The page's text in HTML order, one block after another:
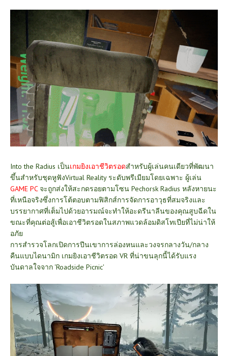
Into the Radius เป็นเกมยิงเอาชีวิตรอดสำหรับผู้เล่นคนเดียวที่พัฒนา
ขึ้นสำหรับชุดหูฟังVirtual Reality ระดับพรีเมียมโดยเฉพาะ ผู้เล่น
GAME PC จะถูกส่งให้สะกดรอยตามโซน Pechorsk Radius หลังหายนะ
ที่เหนือจริงซึ่งการโต้ตอบตามฟิสิกส์การจัดการอาวุธที่สมจริงและ
บรรยากาศที่เต็มไปด้วยอารมณ์จะทำให้อะดรีนาลีนของคุณสูบฉีดใน
ขณะที่คุณต่อสู้เพื่อเอาชีวิตรอดในสภาพแวดล้อมดิสโทเปียที่ไม่น่าให้
อภัย
การสำรวจโลกเปิดการปีนเขาการล่องหนและวงจรกลางวัน/กลาง
คืนแบบไดนามิก เกมยิงเอาชีวิตรอด VR ที่น่าขนลุกนี้ได้รับแรง
บันดาลใจจาก 'Roadside Picnic'